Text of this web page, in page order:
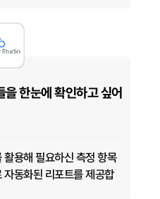
한눈에 확인하고 싶어
용해 필요하신 측정 항목
동화된 리포트를 제공합